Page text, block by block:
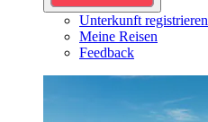
Unterkunft registrieren
Meine Reisen
Feedback